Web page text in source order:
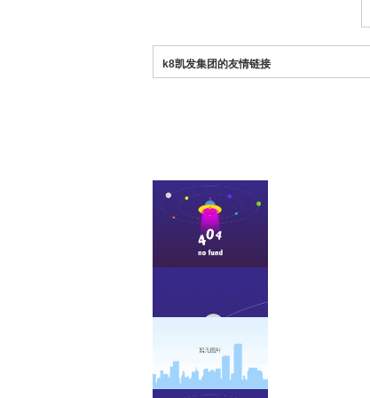
k8凯发集团的友情链接